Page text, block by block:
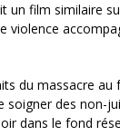
un film similaire
violence
du massacre
des non-
dans le fond